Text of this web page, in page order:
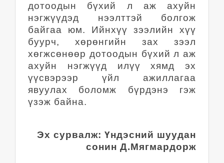
дотоодын бүхий л аж ахуйн
нэгжүүдэд нээлттэй болгож
байгаа юм. Ийнхүү зээлийн хүү
буурч, хөрөнгийн зах зээл
хөгжсөнөөр дотоодын бүхий л аж
ахуйн нэгжүүд илүү хямд эх
үүсвэрээр үйл ажиллагаа
явуулах боломж бүрдэнэ гэж
үзэж байна.
Эх сурвалж: Үндэсний шуудан
сонин Д.Мягмардорж